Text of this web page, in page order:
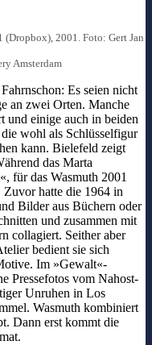
2001. Foto: Gert Jan
Amsterdam
Es seien nicht
an zwei Orten. Manche
und einige auch in beiden
wohl als Schlüsselfigur
kann. Bielefeld zeigt
das Marta
für das Wasmuth 2001
Zuvor hatte die 1964 in
Bilder aus Büchern oder
und zusammen mit
collagiert. Seither aber
bedient sie sich
Im »Gewalt«-
Pressefotos vom Nahost-
Unruhen in Los
Wasmuth kombiniert
Dann erst kommt die